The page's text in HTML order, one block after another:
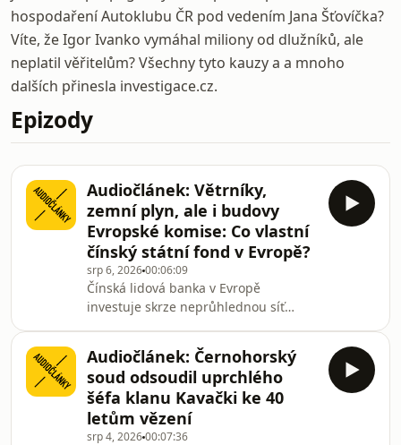
hospodaření Autoklubu ČR pod vedením Jana Šťovíčka?
Víte, že Igor Ivanko vymáhal miliony od dlužníků, ale
neplatil věřitelům? Všechny tyto kauzy a a mnoho
dalších přinesla investigace.cz.
Epizody
Audiočlánek: Větrníky,
zemní plyn, ale i budovy
Evropské komise: Co vlastní
čínský státní fond v Evropě?
srp 6, 202600:06:09
Čínská lidová banka v Evropě
investuje skrze neprůhlednou síť
z čínských devizových rezerv tak státu
nenápadně zajistily podíly v evropské
infrastruktuře, veřejných službách
nebo nemovistostech. Text Dávida
Pásztora čte Renata Klusáková.
Audiočlánek: Černohorský
soud odsoudil uprchlého
šéfa klanu Kavački ke 40
letům vězení
srp 4, 202600:07:36